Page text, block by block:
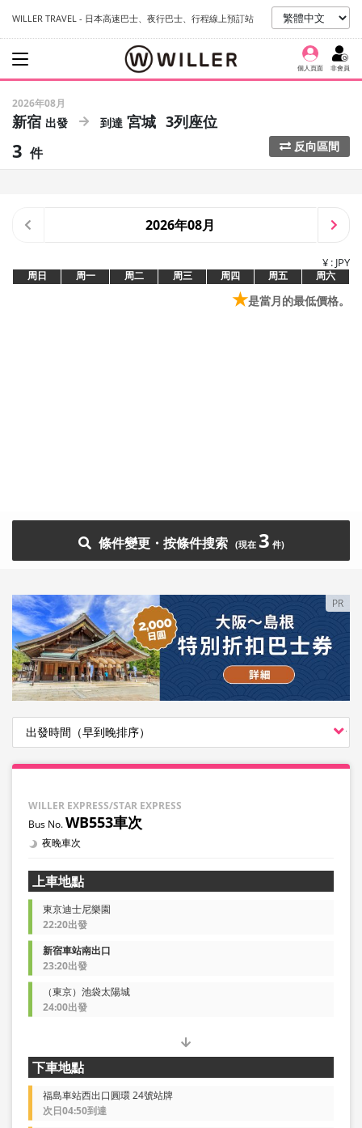
WILLER TRAVEL - 日本高速巴士、夜行巴士、行程線上預訂站
個人頁面 非會員
2026年08月
新宿 宮城 3列座位
3 件 反向區間
2026年08月
¥ : JPY
周日 周一 周二 周三 周四 周五 周六
★是當月的最低價格。
條件變更・按條件搜索 3
PR
WILLER EXPRESS/STAR EXPRESS
WB553車次
夜晚車次
上車地點
東京迪士尼樂園
22:20出發
新宿車站南出口
23:20出發
（東京）池袋太陽城
24:00出發
下車地點
福島車站西出口圓環 24號站牌
次日04:50到達